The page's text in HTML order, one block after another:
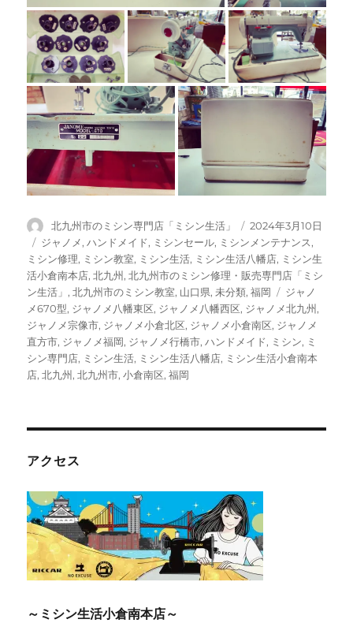
投
稿
者
北九州市のミシン専門店「ミシン生活」
投
稿
日:
2024年3月10日
カ
テ
ゴ
リ
ー
ジャノメ,ハンドメイド, ミシンセール, ミシンメンテナンス,
ミシン修理, ミシン教室, ミシン生活, ミシン生活八幡店, ミシン生
活小倉南本店,北九州,北九州市のミシン修理・販売専門店「ミシ
ン生活」,北九州市のミシン教室, 山口県,未分類,福岡
タ
グ
ジャノ
メ670型, ジャノメ八幡東区, ジャノメ八幡西区, ジャノメ北九州,
ジャノメ宗像市, ジャノメ小倉北区, ジャノメ小倉南区, ジャノメ
直方市, ジャノメ福岡, ジャノメ行橋市,ハンドメイド, ミシン, ミ
シン専門店, ミシン生活, ミシン生活八幡店, ミシン生活小倉南本
店,北九州,北九州市,小倉南区,福岡
アクセス
～ミシン生活小倉南本店～